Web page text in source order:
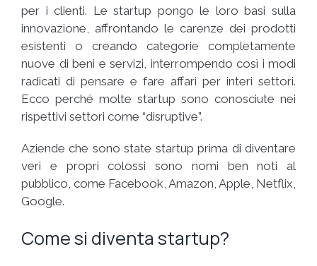
per i clienti. Le startup pongo le loro basi sulla
innovazione, affrontando le carenze dei prodotti
esistenti o creando categorie completamente
nuove di beni e servizi, interrompendo così i modi
radicati di pensare e fare affari per interi settori.
Ecco perché molte startup sono conosciute nei
rispettivi settori come “disruptive”.
Aziende che sono state startup prima di diventare
veri e propri colossi sono nomi ben noti al
pubblico, come Facebook, Amazon, Apple, Netflix,
Google.
Come si diventa startup?